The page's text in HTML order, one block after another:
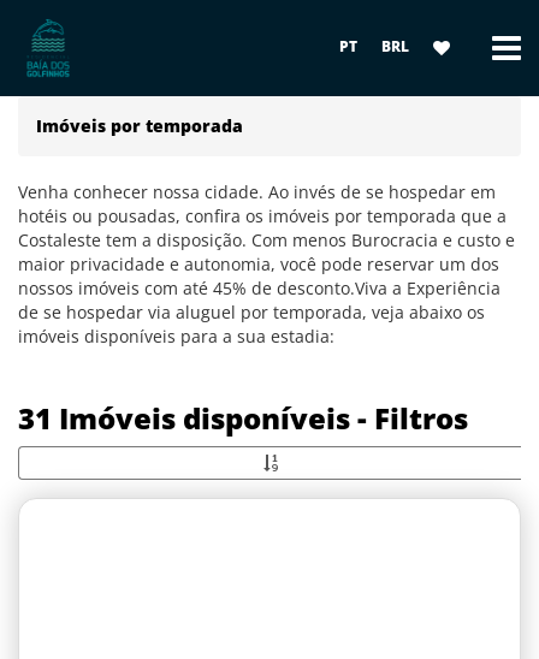
PT BRL
Imóveis por temporada
Venha conhecer nossa cidade. Ao invés de se hospedar em
hotéis ou pousadas, confira os imóveis por temporada que a
Costaleste tem a disposição. Com menos Burocracia e custo e
maior privacidade e autonomia, você pode reservar um dos
nossos imóveis com até 45% de desconto.Viva a Experiência
de se hospedar via aluguel por temporada, veja abaixo os
imóveis disponíveis para a sua estadia:
31 Imóveis disponíveis - Filtros